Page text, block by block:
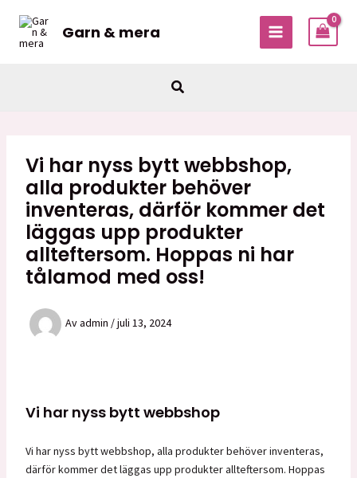
innehåll
Garn & mera
MAIN
Sök
Vi har nyss bytt webbshop,
alla produkter behöver
inventeras, därför kommer det
läggas upp produkter
allteftersom. Hoppas ni har
tålamod med oss!
Avadmin /juli 13, 2024
Vi har nyss bytt webbshop
Vi har nyss bytt webbshop, alla produkter behöver inventeras,
därför kommer det läggas upp produkter allteftersom. Hoppas